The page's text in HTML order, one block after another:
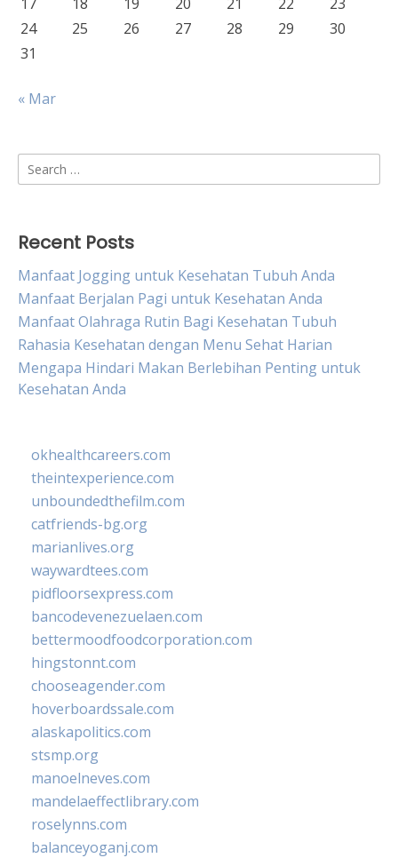
24
25 26 27 28 29
30
31
« Mar
Search
for:
Recent Posts
Manfaat Jogging untuk Kesehatan Tubuh Anda
Manfaat Berjalan Pagi untuk Kesehatan Anda
Manfaat Olahraga Rutin Bagi Kesehatan Tubuh
Rahasia Kesehatan dengan Menu Sehat Harian
Mengapa Hindari Makan Berlebihan Penting untuk
Kesehatan Anda
okhealthcareers.com
theintexperience.com
unboundedthefilm.com
catfriends-bg.org
marianlives.org
waywardtees.com
pidfloorsexpress.com
bancodevenezuelaen.com
bettermoodfoodcorporation.com
hingstonnt.com
chooseagender.com
hoverboardssale.com
alaskapolitics.com
stsmp.org
manoelneves.com
mandelaeffectlibrary.com
roselynns.com
balanceyoganj.com